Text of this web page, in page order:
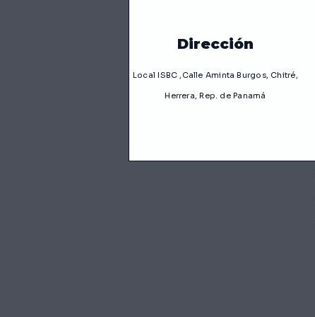
Dirección
Local ISBC ,Calle Aminta Burgos, Chitré,
Herrera, Rep. de Panamá